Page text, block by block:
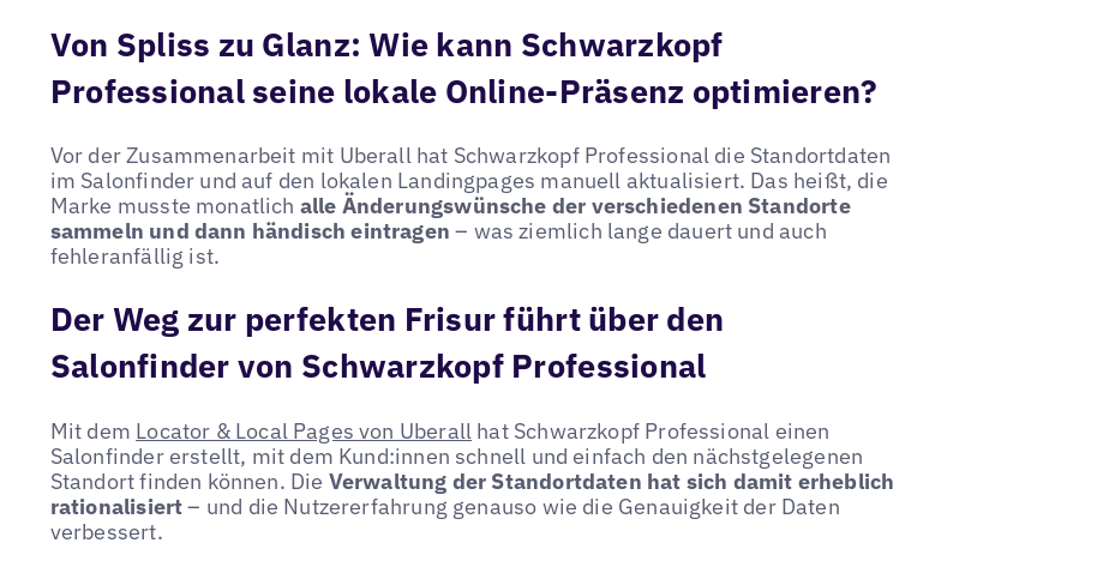
Von Spliss zu Glanz: Wie kann Schwarzkopf
Professional seine lokale Online-Präsenz optimieren?
Vor der Zusammenarbeit mit Uberall hat Schwarzkopf Professional die Standortdaten
im Salonfinder und auf den lokalen Landingpages manuell aktualisiert. Das heißt, die
Marke musste monatlich alle Änderungswünsche der verschiedenen Standorte
sammeln und dann händisch eintragen– was ziemlich lange dauert und auch
fehleranfällig ist.
Der Weg zur perfekten Frisur führt über den
Salonfinder von Schwarzkopf Professional
Mit dem Locator & Local Pages von Uberall hat Schwarzkopf Professional einen
Salonfinder erstellt, mit dem Kund:innen schnell und einfach den nächstgelegenen
Standort finden können. Die Verwaltung der Standortdaten hat sich damit erheblich
rationalisiert– und die Nutzererfahrung genauso wie die Genauigkeit der Daten
verbessert.